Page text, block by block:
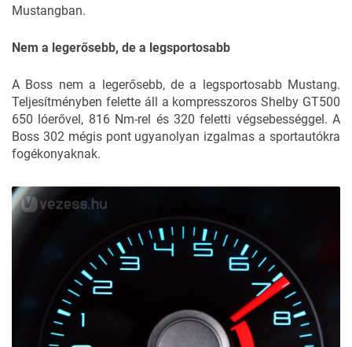
Mustangban.
Nem a legerősebb, de a legsportosabb
A Boss nem a legerősebb, de a legsportosabb Mustang.
Teljesítményben felette áll a kompresszoros Shelby GT500
650 lóerővel, 816 Nm-rel és 320 feletti végsebességgel. A
Boss 302 mégis pont ugyanolyan izgalmas a sportautókra
fogékonyaknak.